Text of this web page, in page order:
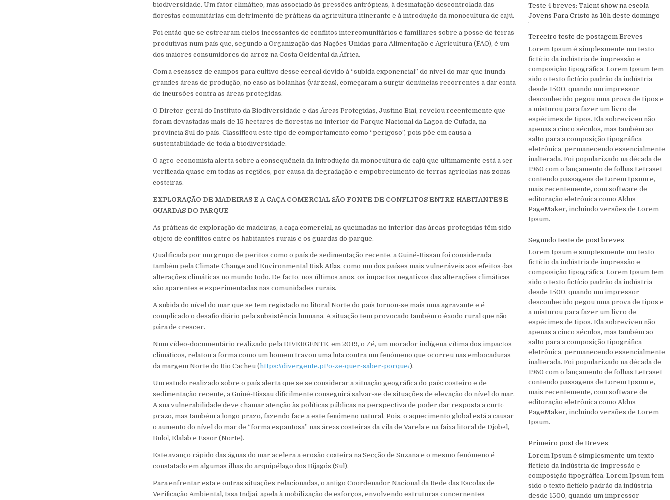
biodiversidade. Um fator climático, mas associado às pressões antrópicas, à desmatação descontrolada das
florestas comunitárias em detrimento de práticas da agricultura itinerante e à introdução da monocultura de cajú.
Foi então que se estrearam ciclos incessantes de conflitos intercomunitários e familiares sobre a posse de terras
produtivas num país que, segundo a Organização das Nações Unidas para Alimentação e Agricultura (FAO), é um
dos maiores consumidores do arroz na Costa Ocidental da África.
Com a escassez de campos para cultivo desse cereal devido à “subida exponencial” do nível do mar que inunda
grandes áreas de produção, no caso as bolanhas (várzeas), começaram a surgir denúncias recorrentes a dar conta
de incursões contra as áreas protegidas.
O Diretor-geral do Instituto da Biodiversidade e das Áreas Protegidas, Justino Biai, revelou recentemente que
foram devastadas mais de 15 hectares de florestas no interior do Parque Nacional da Lagoa de Cufada, na
província Sul do país. Classificou este tipo de comportamento como “perigoso”, pois põe em causa a
sustentabilidade de toda a biodiversidade.
O agro-economista alerta sobre a consequência da introdução da monocultura de cajú que ultimamente está a ser
verificada quase em todas as regiões, por causa da degradação e empobrecimento de terras agrícolas nas zonas
costeiras.
EXPLORAÇÃO DE MADEIRAS E A CAÇA COMERCIAL SÃO FONTE DE CONFLITOS ENTRE HABITANTES E
GUARDAS DO PARQUE
As práticas de exploração de madeiras, a caça comercial, as queimadas no interior das áreas protegidas têm sido
objeto de conflitos entre os habitantes rurais e os guardas do parque.
Qualificada por um grupo de peritos como o país de sedimentação recente, a Guiné-Bissau foi considerada
também pela Climate Change and Environmental Risk Atlas, como um dos países mais vulneráveis aos efeitos das
alterações climáticas no mundo todo. De facto, nos últimos anos, os impactos negativos das alterações climáticas
são aparentes e experimentadas nas comunidades rurais.
A subida do nível do mar que se tem registado no litoral Norte do país tornou-se mais uma agravante e é
complicado o desafio diário pela subsistência humana. A situação tem provocado também o êxodo rural que não
pára de crescer.
Num vídeo-documentário realizado pela DIVERGENTE, em 2019, o Zé, um morador indígena vítima dos impactos
climáticos, relatou a forma como um homem travou uma luta contra um fenómeno que ocorreu nas embocaduras
da margem Norte do Rio Cacheu (https://divergente.pt/o-ze-quer-saber-porque/).
Um estudo realizado sobre o país alerta que se se considerar a situação geográfica do país: costeiro e de
sedimentação recente, a Guiné-Bissau dificilmente conseguirá salvar-se de situações de elevação do nível do mar.
A sua vulnerabilidade deve chamar atenção às políticas públicas na perspectiva de poder dar resposta a curto
prazo, mas também a longo prazo, fazendo face a este fenómeno natural. Pois, o aquecimento global está a causar
o aumento do nível do mar de “forma espantosa” nas áreas costeiras da vila de Varela e na faixa litoral de Djobel,
Bulol, Elalab e Essor (Norte).
Este avanço rápido das águas do mar acelera a erosão costeira na Secção de Suzana e o mesmo fenómeno é
constatado em algumas ilhas do arquipélago dos Bijagós (Sul).
Para enfrentar esta e outras situações relacionadas, o antigo Coordenador Nacional da Rede das Escolas de
Verificação Ambiental, Issa Indjai, apela à mobilização de esforços, envolvendo estruturas concernentes
Teste 4 breves: Talent show na escola
Jovens Para Cristo às 16h deste domingo
Terceiro teste de postagem Breves
Lorem Ipsum é simplesmente um texto
fictício da indústria de impressão e
composição tipográfica. Lorem Ipsum tem
sido o texto fictício padrão da indústria
desde 1500, quando um impressor
desconhecido pegou uma prova de tipos e
a misturou para fazer um livro de
espécimes de tipos. Ela sobreviveu não
apenas a cinco séculos, mas também ao
salto para a composição tipográfica
eletrônica, permanecendo essencialmente
inalterada. Foi popularizado na década de
1960 com o lançamento de folhas Letraset
contendo passagens de Lorem Ipsum e,
mais recentemente, com software de
editoração eletrônica como Aldus
PageMaker, incluindo versões de Lorem
Ipsum.
Segundo teste de post breves
Lorem Ipsum é simplesmente um texto
fictício da indústria de impressão e
composição tipográfica. Lorem Ipsum tem
sido o texto fictício padrão da indústria
desde 1500, quando um impressor
desconhecido pegou uma prova de tipos e
a misturou para fazer um livro de
espécimes de tipos. Ela sobreviveu não
apenas a cinco séculos, mas também ao
salto para a composição tipográfica
eletrônica, permanecendo essencialmente
inalterada. Foi popularizado na década de
1960 com o lançamento de folhas Letraset
contendo passagens de Lorem Ipsum e,
mais recentemente, com software de
editoração eletrônica como Aldus
PageMaker, incluindo versões de Lorem
Ipsum.
Primeiro post de Breves
Lorem Ipsum é simplesmente um texto
fictício da indústria de impressão e
composição tipográfica. Lorem Ipsum tem
sido o texto fictício padrão da indústria
desde 1500, quando um impressor